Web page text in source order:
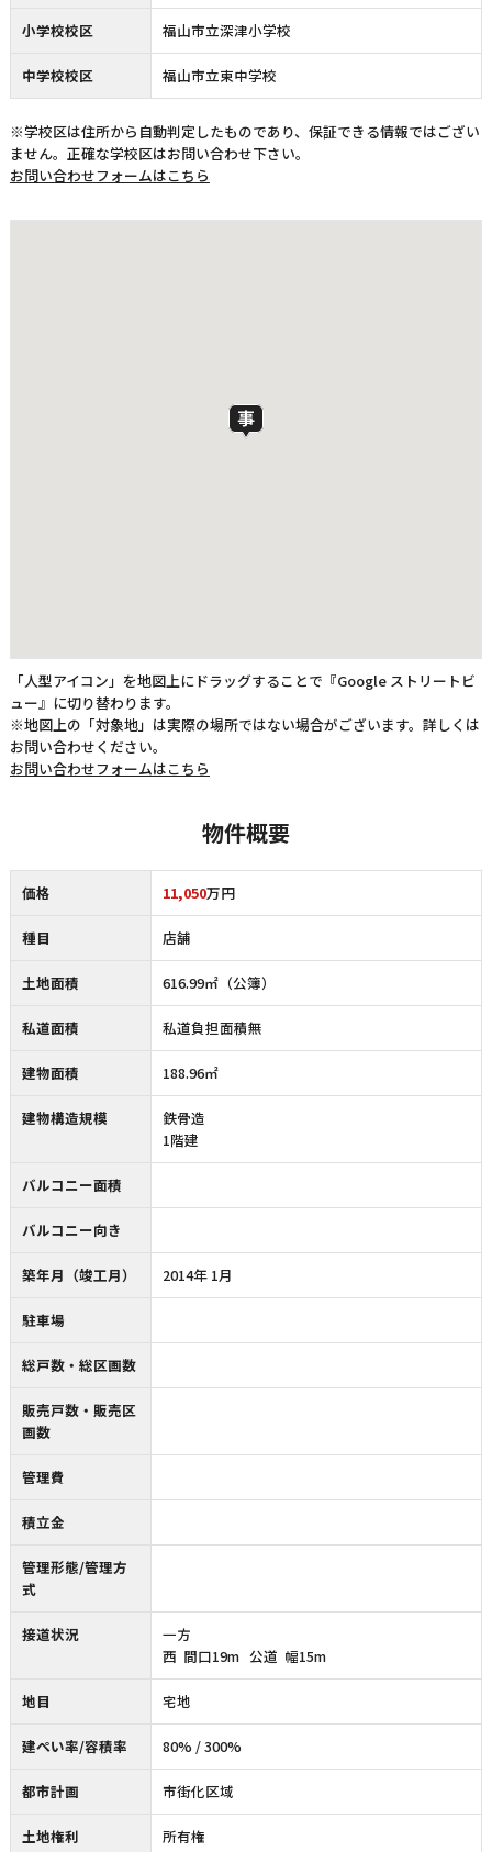
小学校校区 福山市立深津小学校
中学校校区 福山市立東中学校
※学校区は住所から自動判定したものであり、保証できる情報ではござい
ません。正確な学校区はお問い合わせ下さい。
お問い合わせフォームはこちら
「人型アイコン」を地図上にドラッグすることで『Google ストリートビ
ュー』に切り替わります。
※地図上の「対象地」は実際の場所ではない場合がございます。詳しくは
お問い合わせください。
お問い合わせフォームはこちら
物件概要
価格 11,050万円
種目 店舗
土地面積 616.99㎡（公簿）
私道面積 私道負担面積無
建物面積 188.96㎡
建物構造規模
鉄骨造
1階建
バルコニー面積
バルコニー向き
築年月（竣工月） 2014年 1月
駐車場
総戸数・総区画数
販売戸数・販売区
画数
管理費
積立金
管理形態/管理方
式
接道状況
一方
西 間口19m 公道 幅15m
地目 宅地
建ぺい率/容積率 80% / 300%
都市計画 市街化区域
土地権利 所有権